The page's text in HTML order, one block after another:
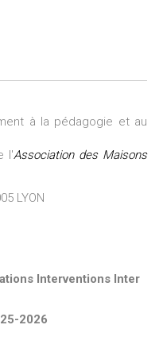
à la pédagogie et au
l'Association des Maisons
LYON
Interventions Inter
2026